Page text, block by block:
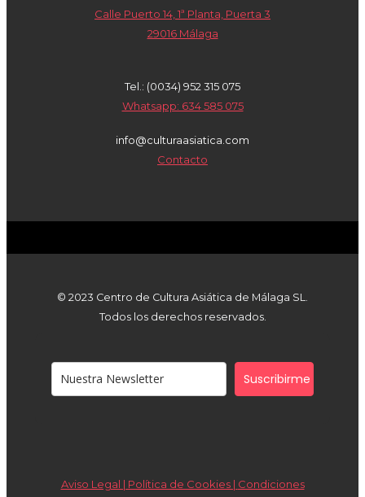
Calle Puerto 14, 1ª Planta, Puerta 3
29016 Málaga
Tel.: (0034) 952 315 075
Whatsapp: 634 585 075
info@culturaasiatica.com
Contacto
© 2023 Centro de Cultura Asiática de Málaga SL.
Todos los derechos reservados.
Suscribirme
Aviso Legal | Política de Cookies | Condiciones